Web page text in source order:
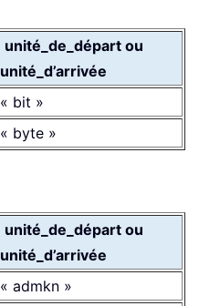
unité_de_départ ou
unité_d’arrivée
« bit »
« byte »
unité_de_départ ou
unité_d’arrivée
« admkn »